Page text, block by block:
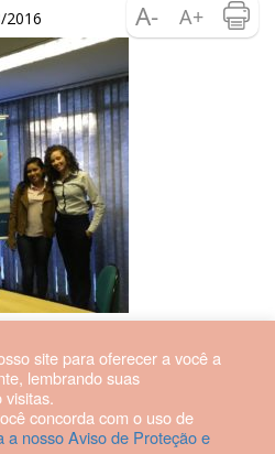
2016
site para oferecer a você a
lembrando suas
visitas.
concorda com o uso de
a nosso Aviso de Proteção e
Todos os direitos reservados.